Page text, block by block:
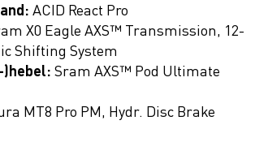
ACID React Pro
X0 Eagle AXS™ Transmission, 12-
Shifting System
Sram AXS™ Pod Ultimate
MT8 Pro PM, Hydr. Disc Brake